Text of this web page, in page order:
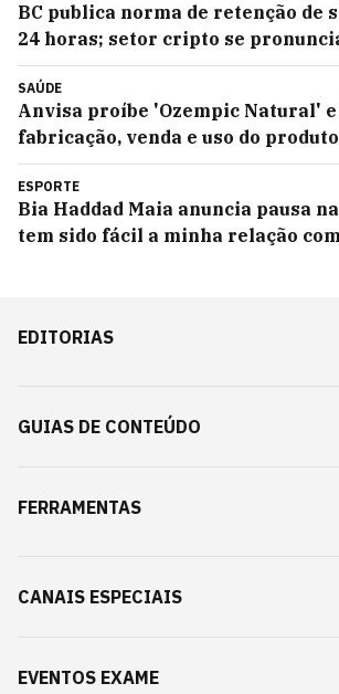
BC publica norma de retenção de
24 horas; setor cripto se
SAÚDE
Anvisa proíbe 'Ozempic Natural'
fabricação, venda e uso do produto
ESPORTE
Bia Haddad Maia anuncia pausa
tem sido fácil a minha relação
EDITORIAS
GUIAS DE CONTEÚDO
FERRAMENTAS
CANAIS ESPECIAIS
EVENTOS EXAME